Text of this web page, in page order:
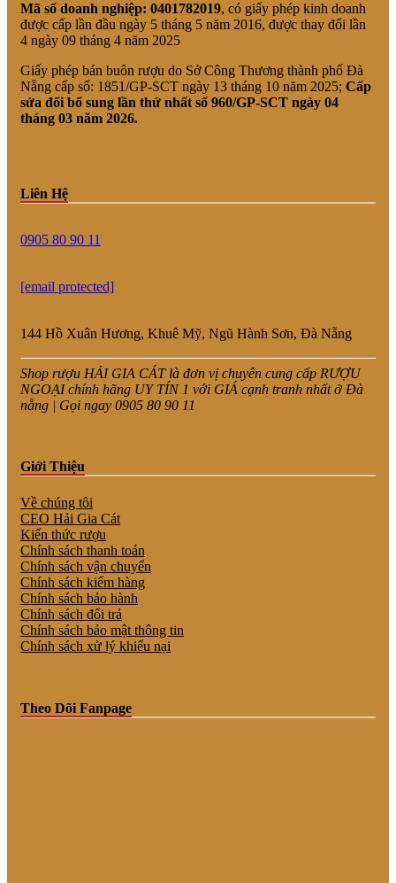
Mã số doanh nghiệp: 0401782019, có giấy phép kinh doanh
được cấp lần đầu ngày 5 tháng 5 năm 2016, được thay đổi lần
4 ngày 09 tháng 4 năm 2025
Giấy phép bán buôn rượu do Sở Công Thương thành phố Đà
Nẵng cấp số: 1851/GP-SCT ngày 13 tháng 10 năm 2025; Cấp
sửa đổi bổ sung lần thứ nhất số 960/GP-SCT ngày 04
tháng 03 năm 2026.
Liên Hệ
0905 80 90 11
[email protected]
144 Hồ Xuân Hương, Khuê Mỹ, Ngũ Hành Sơn, Đà Nẵng
Shop rượu HẢI GIA CÁT là đơn vị chuyên cung cấp RƯỢU
NGOẠI chính hãng UY TÍN 1 với GIÁ cạnh tranh nhất ở Đà
nẵng | Gọi ngay 0905 80 90 11
Giới Thiệu
Về chúng tôi
CEO Hải Gia Cát
Kiến thức rượu
Chính sách thanh toán
Chính sách vận chuyển
Chính sách kiểm hàng
Chính sách bảo hành
Chính sách đổi trả
Chính sách bảo mật thông tin
Chính sách xử lý khiếu nại
Theo Dõi Fanpage